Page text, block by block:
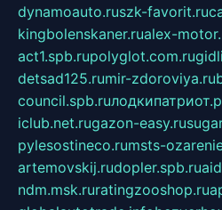
dynamoauto.ruszk-favorit.ru
kingbolenskaner.rualex-
act1.spb.rupolyglot.com.ru
detsad125.rumir-zdoroviya.ru
council.spb.ru
iclub.net.rugazon-easy.ru
pylesostineco.rumsts-
artemovskij.rudopler.spb.ru
ndm.msk.ruratingzooshop.ru